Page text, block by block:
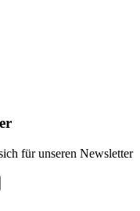
für unseren Newsletter